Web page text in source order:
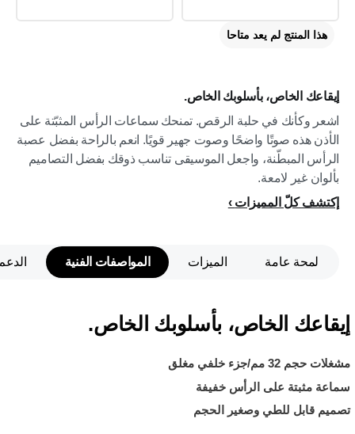
إيقاعك الخاص، بأسلوبك الخاص.
اشعر وكأنك في حلبة الرقص. تمنحك سماعات الرأس المثبّتة على
الأذن هذه صوتًا واضحًا وصوت جهير قويًا. انعم بالراحة بفضل عصبة
الرأس المبطّنة، واجعل الموسيقى تناسب ذوقك بفضل التصاميم
بألوان غير لامعة.
إكتشف كلّ المميزات
هذا المنتج لم يعد متاحا
لمحة عامة الميزات المواصفات الفنية
إيقاعك الخاص، بأسلوبك الخاص.
مشغلات حجم 32 مم/جزء خلفي مغلق
سماعة مثبتة على الرأس خفيفة
تصميم قابل للطي وصغير الحجم